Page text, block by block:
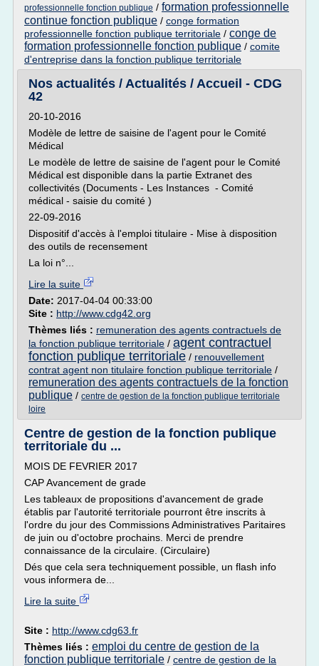
professionnelle fonction publique / formation professionnelle
continue fonction publique / conge formation
professionnelle fonction publique territoriale / conge de
formation professionnelle fonction publique / comite
d'entreprise dans la fonction publique territoriale
Nos actualités / Actualités / Accueil - CDG
42
20-10-2016
Modèle de lettre de saisine de l'agent pour le Comité
Médical
Le modèle de lettre de saisine de l'agent pour le Comité
Médical est disponible dans la partie Extranet des
collectivités (Documents - Les Instances - Comité
médical - saisie du comité )
22-09-2016
Dispositif d'accès à l'emploi titulaire - Mise à disposition
des outils de recensement
La loi n°...
Lire la suite
Date: 2017-04-04 00:33:00
Site : http://www.cdg42.org
Thèmes liés : remuneration des agents contractuels de
la fonction publique territoriale / agent contractuel
fonction publique territoriale / renouvellement
contrat agent non titulaire fonction publique territoriale /
remuneration des agents contractuels de la fonction
publique / centre de gestion de la fonction publique territoriale
loire
Centre de gestion de la fonction publique
territoriale du ...
MOIS DE FEVRIER 2017
CAP Avancement de grade
Les tableaux de propositions d'avancement de grade
établis par l'autorité territoriale pourront être inscrits à
l'ordre du jour des Commissions Administratives Paritaires
de juin ou d'octobre prochains. Merci de prendre
connaissance de la circulaire. (Circulaire)
Dés que cela sera techniquement possible, un flash info
vous informera de...
Lire la suite
Site : http://www.cdg63.fr
Thèmes liés : emploi du centre de gestion de la
fonction publique territoriale / centre de gestion de la